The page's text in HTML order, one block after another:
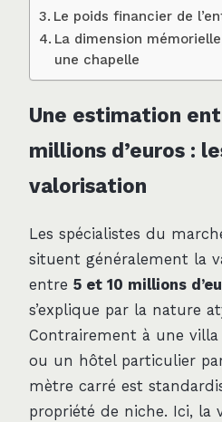
Le poids financier de
La dimension
une chapelle
Une estimation
millions d’euros :
valorisation
Les spécialistes du
situent généralement la
entre 5 et 10 millions
s’explique par la nature
Contrairement à une villa
ou un hôtel particulier
mètre carré est
propriété de niche. Ici, la